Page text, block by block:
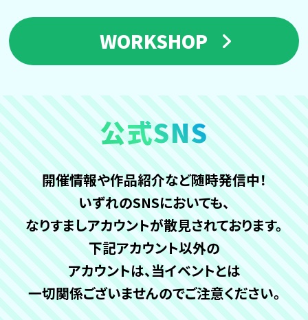
WORKSHOP
公式SNS
開催情報や作品紹介など随時発信中！
いずれのSNSにおいても、
なりすましアカウントが散見されております。
下記アカウント以外の
アカウントは、当イベントとは
一切関係ございませんのでご注意ください。